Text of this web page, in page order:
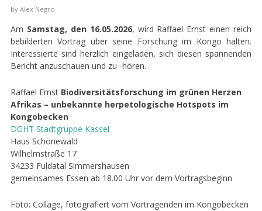
by Alex Negro
Am Samstag, den 16.05.2026, wird Raffael Ernst einen reich
bebilderten Vortrag über seine Forschung im Kongo halten.
Interessierte sind herzlich eingeladen, sich diesen spannenden
Bericht anzuschauen und zu -hören.
Raffael Ernst Biodiversitätsforschung im grünen Herzen
Afrikas – unbekannte herpetologische Hotspots im
Kongobecken
DGHT Stadtgruppe Kassel
Haus Schönewald
Wilhelmstraße 17
34233 Fuldatal Simmershausen
gemeinsames Essen ab 18.00 Uhr vor dem Vortragsbeginn
Foto: Collage, fotografiert vom Vortragenden im Kongobecken